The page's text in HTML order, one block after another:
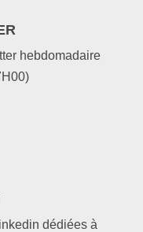
hebdomadaire
dédiées à